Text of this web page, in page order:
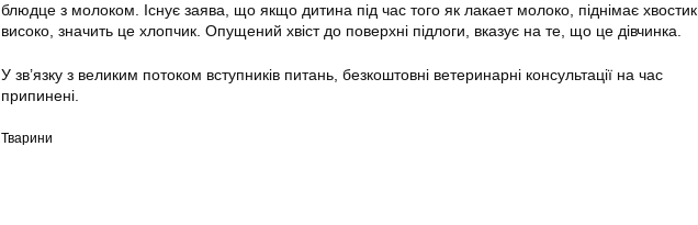
блюдце з молоком. Існує заява, що якщо дитина під час того як лакает молоко, піднімає хвостик
високо, значить це хлопчик. Опущений хвіст до поверхні підлоги, вказує на те, що це дівчинка.
У зв’язку з великим потоком вступників питань, безкоштовні ветеринарні консультації на час
припинені.
Тварини